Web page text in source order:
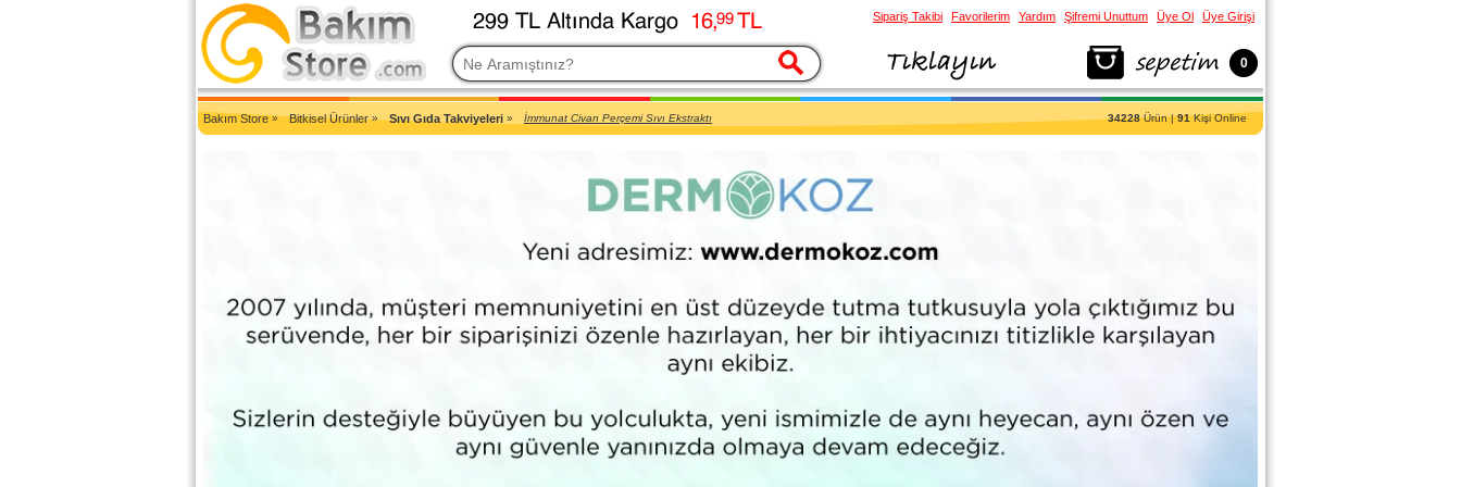
2007'den Beri Türkiye'nin En Güncel Bakım Ürünleri Eczane Sitesi
Bakım Store» Bitkisel Ürünler» Sıvı Gıda Takviyeleri » İmmunat Civan Perçemi Sıvı Ekstraktı 34228Ürün |91Kişi Online
Sipariş Takibi Favorilerim Yardım Şifremi Unuttum Üye Ol Üye Girişi
0